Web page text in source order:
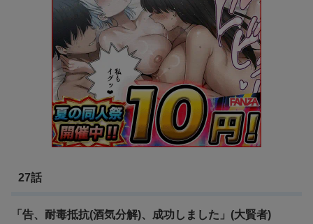
27話
「告、耐毒抵抗(酒気分解)、成功しました」(大賢者)